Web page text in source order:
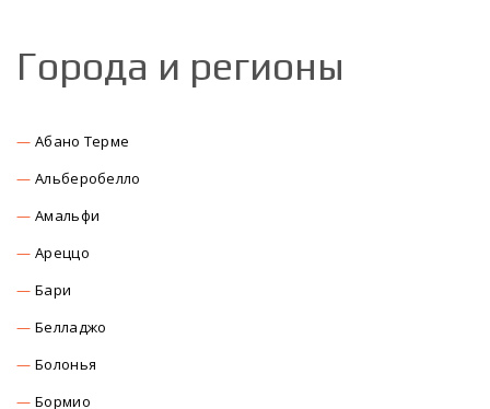
Города и регионы
Абано Терме
Альберобелло
Амальфи
Ареццо
Бари
Белладжо
Болонья
Бормио